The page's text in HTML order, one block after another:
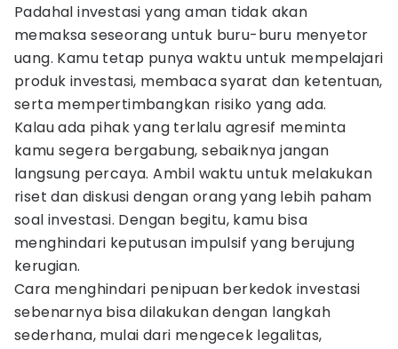
Padahal investasi yang aman tidak akan
memaksa seseorang untuk buru-buru menyetor
uang. Kamu tetap punya waktu untuk mempelajari
produk investasi, membaca syarat dan ketentuan,
serta mempertimbangkan risiko yang ada.
Kalau ada pihak yang terlalu agresif meminta
kamu segera bergabung, sebaiknya jangan
langsung percaya. Ambil waktu untuk melakukan
riset dan diskusi dengan orang yang lebih paham
soal investasi. Dengan begitu, kamu bisa
menghindari keputusan impulsif yang berujung
kerugian.
Cara menghindari penipuan berkedok investasi
sebenarnya bisa dilakukan dengan langkah
sederhana, mulai dari mengecek legalitas,